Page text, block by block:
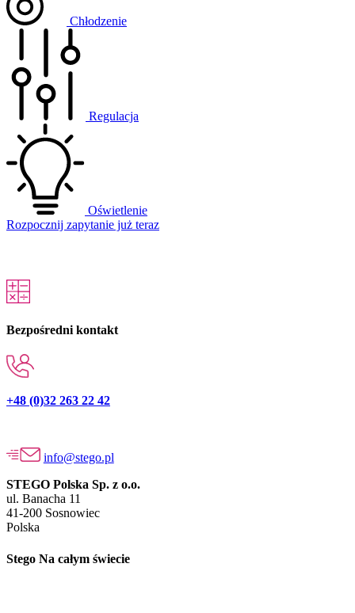
Chłodzenie
Regulacja
Oświetlenie
Rozpocznij zapytanie już teraz
Bezpośredni kontakt
+48 (0)32 263 22 42
info@stego.pl
STEGO Polska Sp. z o.o.
ul. Banacha 11
41-200 Sosnowiec
Polska
Stego Na całym świecie